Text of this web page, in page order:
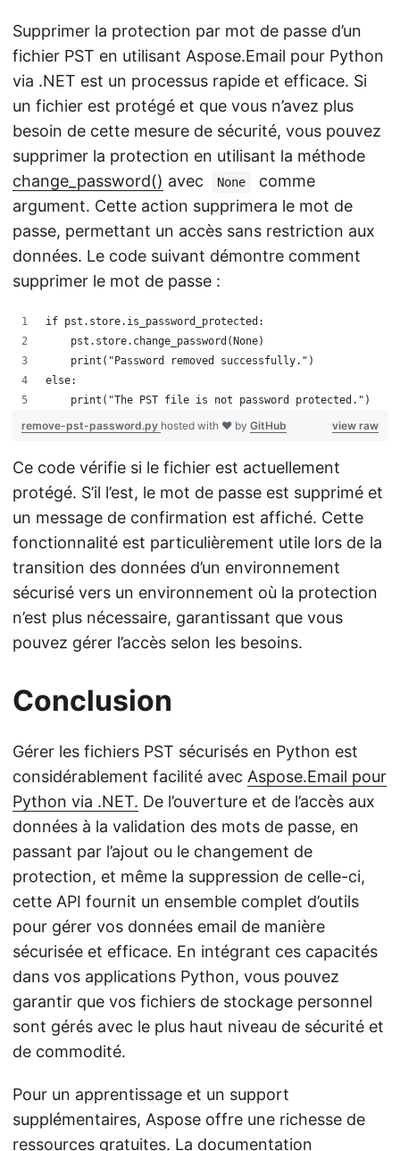
Supprimer la protection par mot de passe d’un
fichier PST en utilisant Aspose.Email pour Python
via .NET est un processus rapide et efficace. Si
un fichier est protégé et que vous n’avez plus
besoin de cette mesure de sécurité, vous pouvez
supprimer la protection en utilisant la méthode
change_password() avec None
comme
argument. Cette action supprimera le mot de
passe, permettant un accès sans restriction aux
données. Le code suivant démontre comment
supprimer le mot de passe :
if pst.store.is_password_protected:
    pst.store.change_password(None)
    print("Password removed successfully.")
else:
    print("The PST file is not password protected.")
view raw
remove-pst-password.py hosted with ❤ by GitHub
Ce code vérifie si le fichier est actuellement
protégé. S’il l’est, le mot de passe est supprimé et
un message de confirmation est affiché. Cette
fonctionnalité est particulièrement utile lors de la
transition des données d’un environnement
sécurisé vers un environnement où la protection
n’est plus nécessaire, garantissant que vous
pouvez gérer l’accès selon les besoins.
Conclusion
Gérer les fichiers PST sécurisés en Python est
considérablement facilité avec Aspose.Email pour
Python via .NET. De l’ouverture et de l’accès aux
données à la validation des mots de passe, en
passant par l’ajout ou le changement de
protection, et même la suppression de celle-ci,
cette API fournit un ensemble complet d’outils
pour gérer vos données email de manière
sécurisée et efficace. En intégrant ces capacités
dans vos applications Python, vous pouvez
garantir que vos fichiers de stockage personnel
sont gérés avec le plus haut niveau de sécurité et
de commodité.
Pour un apprentissage et un support
supplémentaires, Aspose offre une richesse de
ressources gratuites. La documentation